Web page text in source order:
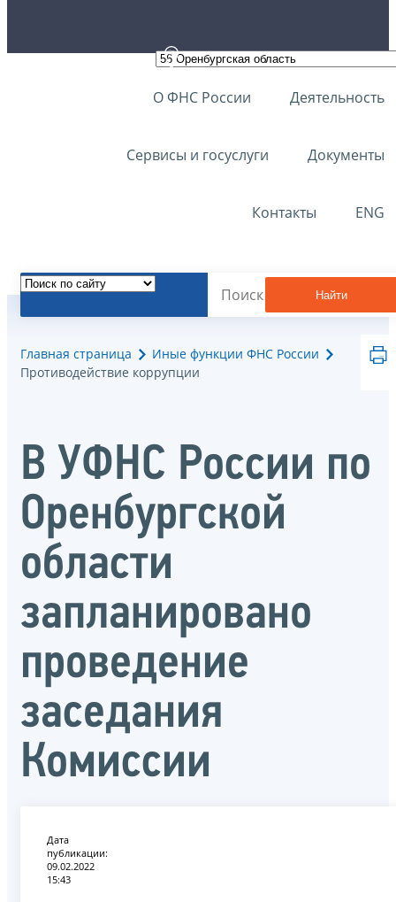
О ФНС России Деятельность
Сервисы и госуслуги Документы
Контакты ENG
Найти
Главная страница
Иные функции ФНС России
Противодействие коррупции
В УФНС России по
Оренбургской
области
запланировано
проведение
заседания
Комиссии
Дата
публикации:
09.02.2022
15:43